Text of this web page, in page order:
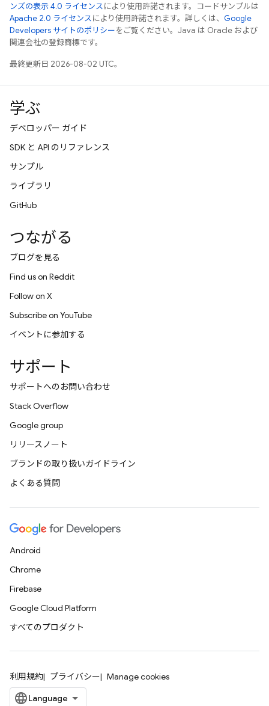
ンズの表示 4.0 ライセンスにより使用許諾されます。コードサンプルは
Apache 2.0 ライセンスにより使用許諾されます。詳しくは、 Google
Developers サイトのポリシーをご覧ください。Java は Oracle および
関連会社の登録商標です。
最終更新日 2026-08-02 UTC。
学ぶ
デベロッパー ガイド
SDK と API のリファレンス
サンプル
ライブラリ
GitHub
つながる
ブログを見る
Find us on Reddit
Follow on X
Subscribe on YouTube
イベントに参加する
サポート
サポートへのお問い合わせ
Stack Overflow
Google group
リリースノート
ブランドの取り扱いガイドライン
よくある質問
Android
Chrome
Firebase
Google Cloud Platform
すべてのプロダクト
利用規約 プライバシー Manage cookies